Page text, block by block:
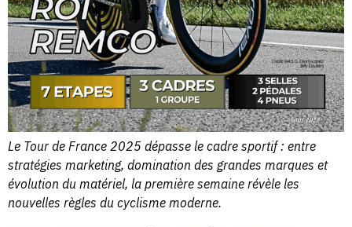
Le Tour de France 2025 dépasse le cadre sportif : entre
stratégies marketing, domination des grandes marques et
évolution du matériel, la première semaine révèle les
nouvelles règles du cyclisme moderne.